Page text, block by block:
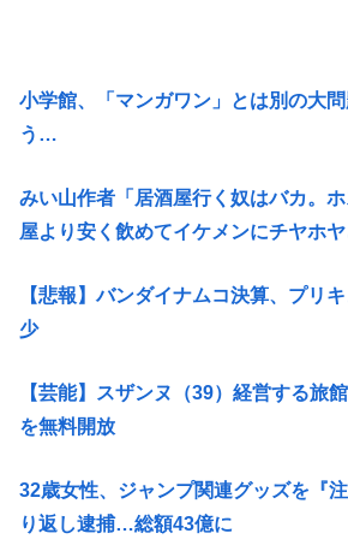
小学館、「マンガワン」とは別の大
う…
みい山作者「居酒屋行く奴はバカ。
屋より安く飲めてイケメンにチヤホヤ
【悲報】バンダイナムコ決算、プリ
少
【芸能】スザンヌ（39）経営する旅
を無料開放
32歳女性、ジャンプ関連グッズを『
り返し逮捕…総額43億に